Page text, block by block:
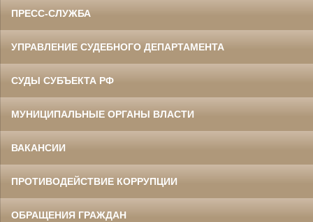
ПРЕСС-СЛУЖБА
УПРАВЛЕНИЕ СУДЕБНОГО ДЕПАРТАМЕНТА
СУДЫ СУБЪЕКТА РФ
МУНИЦИПАЛЬНЫЕ ОРГАНЫ ВЛАСТИ
ВАКАНСИИ
ПРОТИВОДЕЙСТВИЕ КОРРУПЦИИ
ОБРАЩЕНИЯ ГРАЖДАН